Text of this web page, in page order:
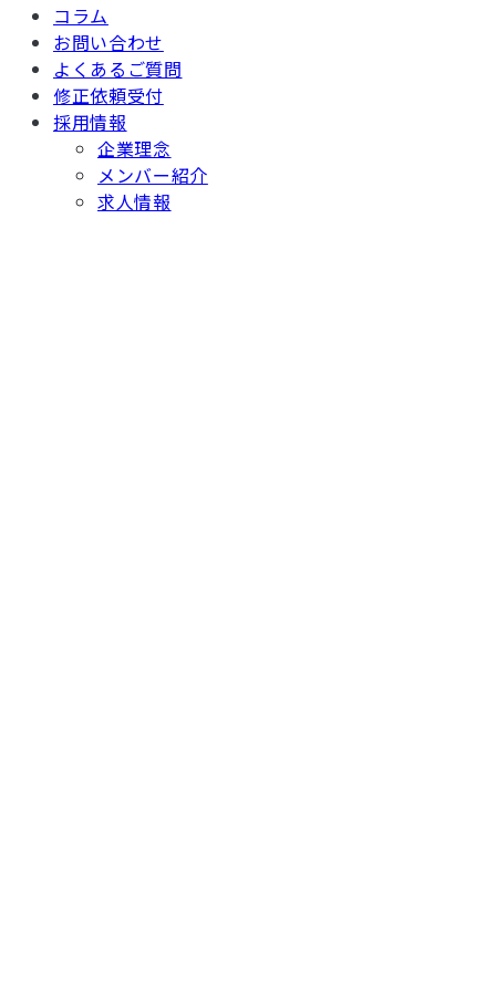
コラム
お問い合わせ
よくあるご質問
修正依頼受付
採用情報
企業理念
メンバー紹介
求人情報